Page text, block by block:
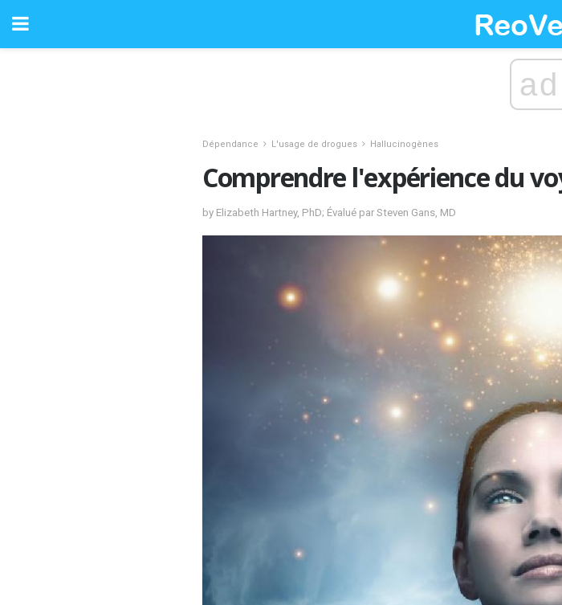
ad
Dépendance L'usage de drogues Hallucinogènes
Comprendre l'expérience du
by Elizabeth Hartney, PhD; Évalué par Steven Gans, MD